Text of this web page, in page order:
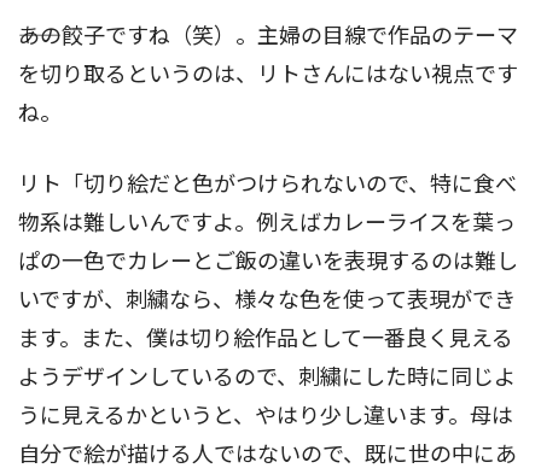
――あの餃子ですね（笑）。主婦の目線で作品のテーマ
を切り取るというのは、リトさんにはない視点です
ね。
リト「切り絵だと色がつけられないので、特に食べ
物系は難しいんですよ。例えばカレーライスを葉っ
ぱの一色でカレーとご飯の違いを表現するのは難し
いですが、刺繍なら、様々な色を使って表現ができ
ます。また、僕は切り絵作品として一番良く見える
ようデザインしているので、刺繍にした時に同じよ
うに見えるかというと、やはり少し違います。母は
自分で絵が描ける人ではないので、既に世の中にあ